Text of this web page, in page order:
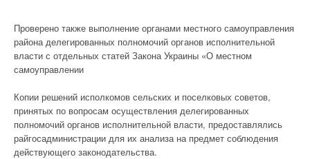
Проверено также выполнение органами местного самоуправления
района делегированных полномочий органов исполнительной
власти с отдельных статей Закона Украины «О местном
самоуправлении
Копии решений исполкомов сельских и поселковых советов,
принятых по вопросам осуществления делегированных
полномочий органов исполнительной власти, предоставлялись
райгосадминистрации для их анализа на предмет соблюдения
действующего законодательства.